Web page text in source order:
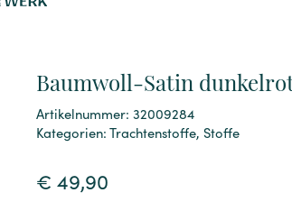
Baumwoll-Satin
Artikelnummer: 32009284
Kategorien:Trachtenstoffe,Stoffe
€ 49,90